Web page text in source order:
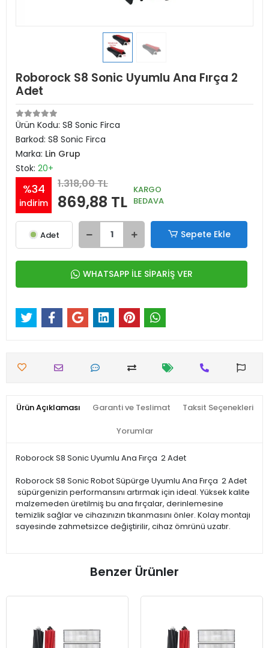
Roborock S8 Sonic Uyumlu Ana Fırça 2
Adet
Ürün Kodu: S8 Sonic Firca
Barkod: S8 Sonic Firca
Marka: Lin Grup
Stok: 20+
%34
indirim
1.318,00 TL
869,88 TL
KARGO
BEDAVA
Adet Sepete Ekle
WHATSAPP İLE SİPARİŞ VER
Ürün Açıklaması Garanti ve Teslimat Taksit Seçenekleri
Yorumlar
Roborock S8 Sonic Uyumlu Ana Fırça 2 Adet
Roborock S8 Sonic Robot Süpürge Uyumlu Ana Fırça 2 Adet
süpürgenizin performansını artırmak için ideal. Yüksek kalite
malzemeden üretilmiş bu ana fırçalar, derinlemesine
temizlik sağlar ve cihazınızın tıkanmasını önler. Kolay montajı
sayesinde zahmetsizce değiştirilir, cihaz ömrünü uzatır.
Benzer Ürünler